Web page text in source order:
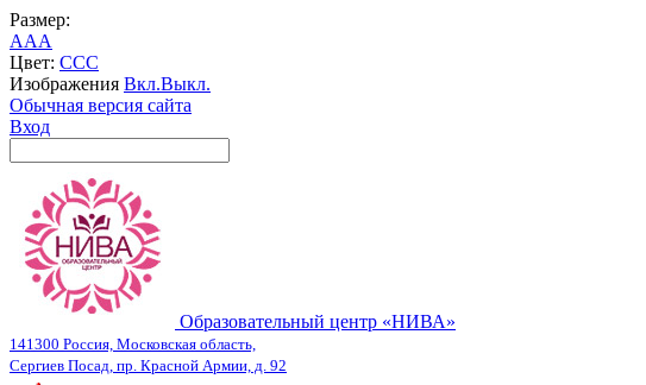
Размер:
AAA
Цвет: CCC
Изображения Вкл.Выкл.
Обычная версия сайта
Вход
Образовательный центр «НИВА»
141300 Россия, Московская область,
Сергиев Посад, пр. Красной Армии, д. 92